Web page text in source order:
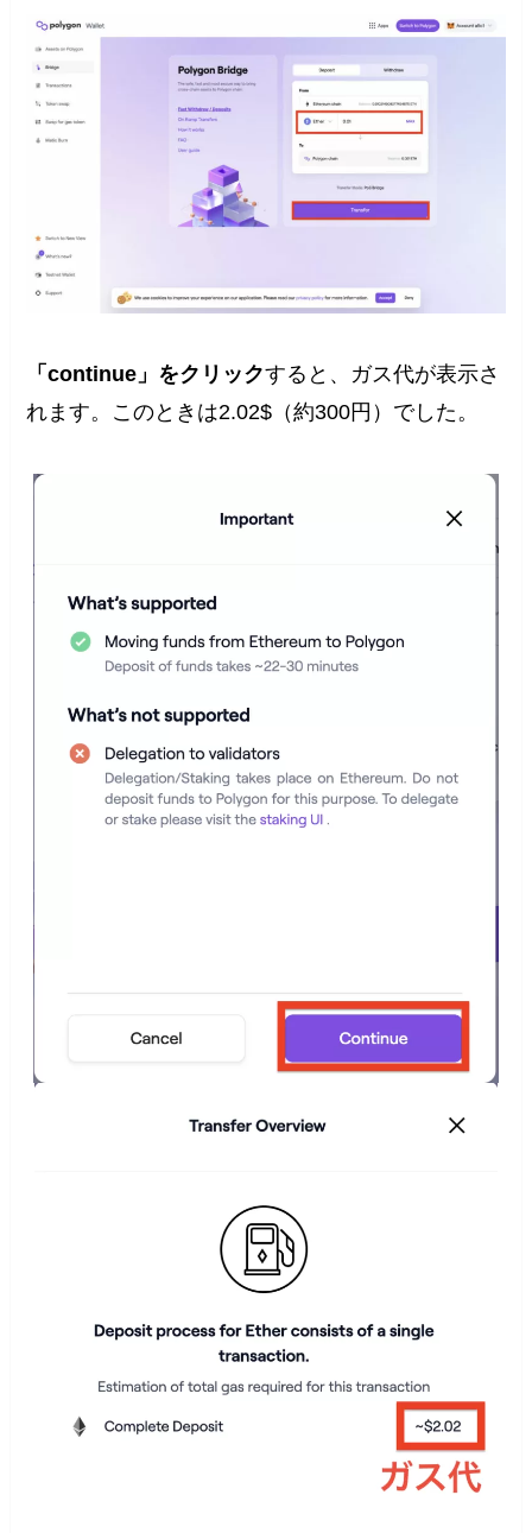
「continue」をクリックすると、ガス代が表示さ
れます。このときは2.02$（約300円）でした。